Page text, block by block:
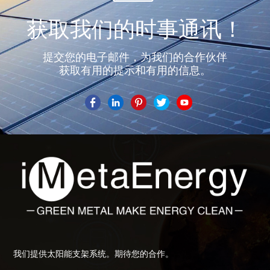
获取我们的时事通讯！
提交您的电子邮件，为我们的合作伙伴
获取有用的提示和有用的信息。
我们提供太阳能支架系统。期待您的合作。